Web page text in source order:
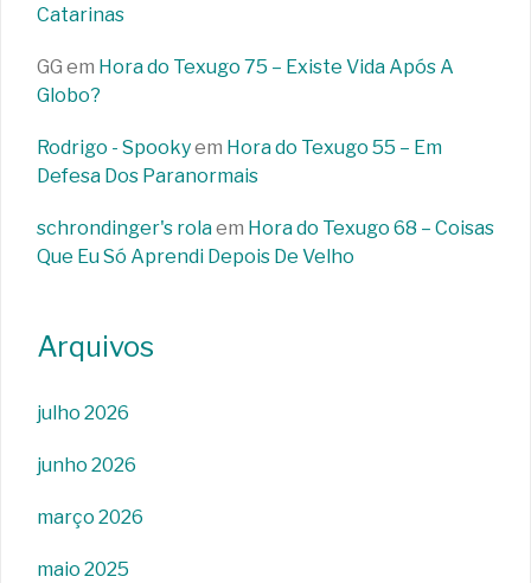
Catarinas
GG em Hora do Texugo 75 – Existe Vida Após A
Globo?
Rodrigo - Spookyem Hora do Texugo 55 – Em
Defesa Dos Paranormais
schrondinger's rolaem Hora do Texugo 68 – Coisas
Que Eu Só Aprendi Depois De Velho
Arquivos
julho 2026
junho 2026
março 2026
maio 2025